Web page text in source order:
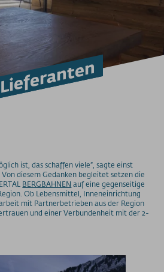
ist, das schaffen viele”, sagte einst
diesem Gedanken begleitet setzen die
BERGBAHNEN auf eine gegenseitige
Ob Lebensmittel, Inneneinrichtung
mit Partnerbetrieben aus der Region
und einer Verbundenheit mit der 2-